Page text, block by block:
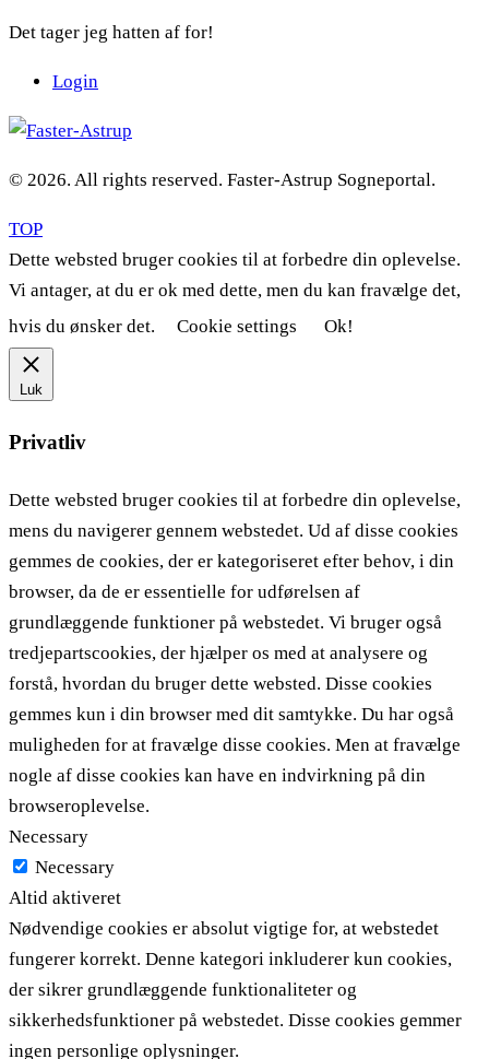
Det tager jeg hatten af for!
Login
© 2026. All rights reserved. Faster-Astrup Sogneportal.
TOP
Dette websted bruger cookies til at forbedre din oplevelse.
Vi antager, at du er ok med dette, men du kan fravælge det,
hvis du ønsker det.
Cookie settings Ok!
Luk
Privatliv
Dette websted bruger cookies til at forbedre din oplevelse,
mens du navigerer gennem webstedet. Ud af disse cookies
gemmes de cookies, der er kategoriseret efter behov, i din
browser, da de er essentielle for udførelsen af ​​
grundlæggende funktioner på webstedet. Vi bruger også
tredjepartscookies, der hjælper os med at analysere og
forstå, hvordan du bruger dette websted. Disse cookies
gemmes kun i din browser med dit samtykke. Du har også
muligheden for at fravælge disse cookies. Men at fravælge
nogle af disse cookies kan have en indvirkning på din
browseroplevelse.
Necessary
Necessary
Altid aktiveret
Nødvendige cookies er absolut vigtige for, at webstedet
fungerer korrekt. Denne kategori inkluderer kun cookies,
der sikrer grundlæggende funktionaliteter og
sikkerhedsfunktioner på webstedet. Disse cookies gemmer
ingen personlige oplysninger.